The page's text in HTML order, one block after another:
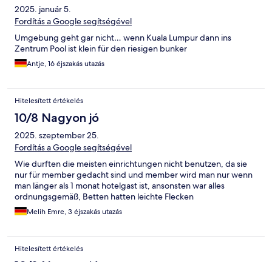
2025. január 5.
Fordítás a Google segítségével
Umgebung geht gar nicht… wenn Kuala Lumpur dann ins
Zentrum Pool ist klein für den riesigen bunker
Antje, 16 éjszakás utazás
Hitelesített értékelés
10/8 Nagyon jó
2025. szeptember 25.
Fordítás a Google segítségével
Wie durften die meisten einrichtungen nicht benutzen, da sie
nur für member gedacht sind und member wird man nur wenn
man länger als 1 monat hotelgast ist, ansonsten war alles
ordnungsgemäß, Betten hatten leichte Flecken
Melih Emre, 3 éjszakás utazás
Hitelesített értékelés